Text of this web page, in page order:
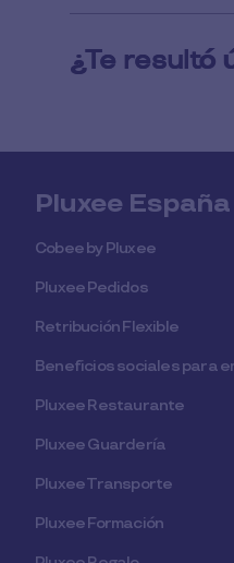
Pluxee España
Cobee by Pluxee
Pluxee Pedidos
Retribución Flexible
Beneficios sociales para
Pluxee Restaurante
Pluxee Guardería
Pluxee Transporte
Pluxee Formación